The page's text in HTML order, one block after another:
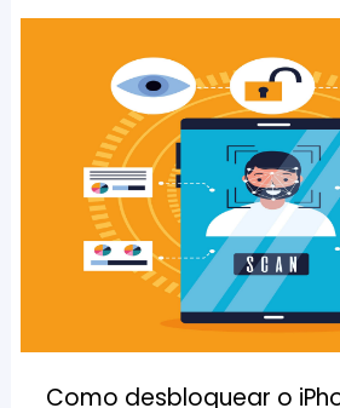
Como desbloquear o